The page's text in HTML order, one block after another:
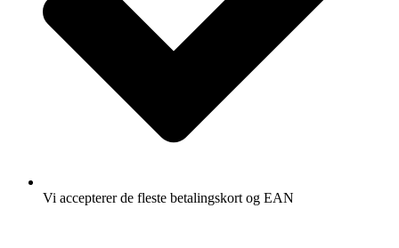
Vi accepterer de fleste betalingskort og EAN